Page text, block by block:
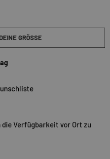
GRÖSSE
die Verfügbarkeit vor Ort zu